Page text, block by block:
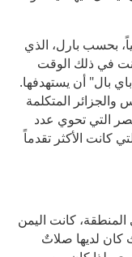
بحسب بارل، الذي
في ذلك الوقت
بال" أن يستهدفها.
المتكلمة
التي تحوي عدد
كانت الأكثر تقدماً
المنطقة، كانت اليمن
كان لديها صلاتٌ